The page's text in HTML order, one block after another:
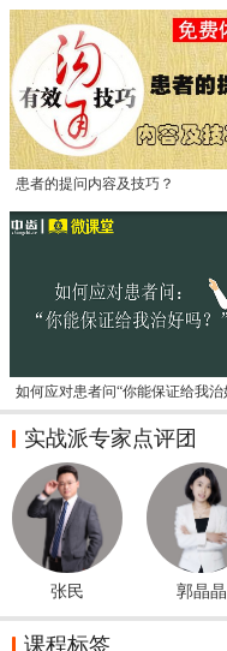
患者的提问内容及技巧？
实战派专家点评团
张民 郭晶晶
课程标签